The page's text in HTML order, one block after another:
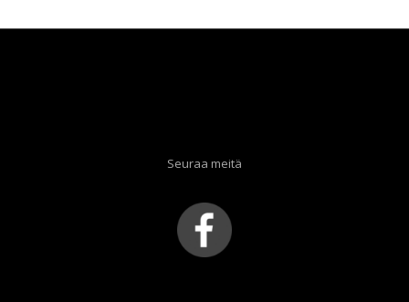
Seuraa meitä